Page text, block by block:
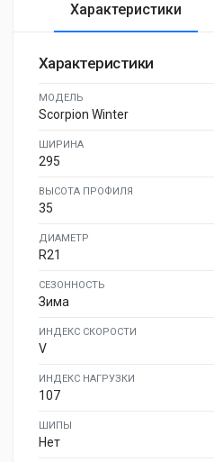
Характеристики
Характеристики
МОДЕЛЬ
Scorpion Winter
ШИРИНА
295
ВЫСОТА ПРОФИЛЯ
35
ДИАМЕТР
R21
СЕЗОННОСТЬ
Зима
ИНДЕКС СКОРОСТИ
V
ИНДЕКС НАГРУЗКИ
107
ШИПЫ
Нет